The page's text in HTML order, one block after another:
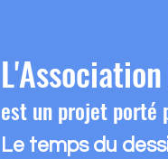
est un projet porté
Le temps du